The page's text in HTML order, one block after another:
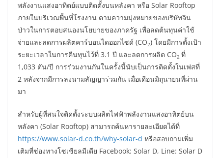
พลังงานแสงอาทิตย์แบบติดตั้งบนหลังคา หรือ Solar Rooftop
ภายในบริเวณพื้นที่โรงงาน ตามความมุ่งหมายของบริษัทจิน
ป่าวในการตอบสนองนโยบายของภาครัฐ เพื่อลดต้นทุนค่าใช้
จ่ายและลดการผลิตคาร์บอนไดออกไซด์ (CO2) โดยมีการตั้งเป้า
ระยะเวลาในการคืนทุนไว้ที่ 3.1 ปี และลดการผลิต CO2 ที่
1,033 ตัน/ปี การร่วมงานกันในครั้งนี้นับเป็นการติดตั้งในเฟสที่
2 หลังจากมีการลงนามสัญญาร่วมกัน เมื่อเดือนมิถุนายนที่ผ่าน
มา
สำหรับผู้ที่สนใจติดตั้งระบบผลิตไฟฟ้าพลังงานแสงอาทิตย์บน
หลังคา (Solar Rooftop) สามารถค้นหารายละเอียดได้ที่
https://www.solar-d.co.th/why-solar-d หรือสอบถามเพิ่ม
เติมที่ช่องทางโซเชียลมีเดีย Facebook: Solar D, Line: Solar D